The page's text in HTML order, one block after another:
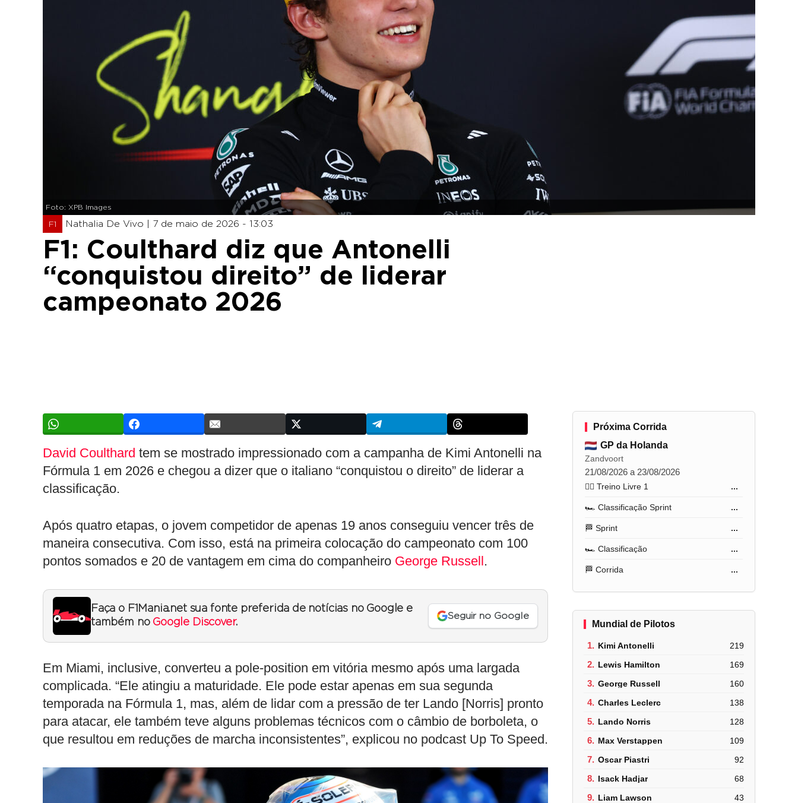
Foto: XPB Images
F1 Nathalia De Vivo | 7 de maio de 2026 - 13:03
F1: Coulthard diz que Antonelli
“conquistou direito” de liderar
campeonato 2026
David Coulthard tem se mostrado impressionado com a campanha de Kimi Antonelli na
Fórmula 1 em 2026 e chegou a dizer que o italiano “conquistou o direito” de liderar a
classificação.
Após quatro etapas, o jovem competidor de apenas 19 anos conseguiu vencer três de
maneira consecutiva. Com isso, está na primeira colocação do campeonato com 100
pontos somados e 20 de vantagem em cima do companheiro George Russell.
Faça o F1Mania.net sua fonte preferida de notícias no Google e
também no Google Discover.
Seguir no Google
Em Miami, inclusive, converteu a pole-position em vitória mesmo após uma largada
complicada. “Ele atingiu a maturidade. Ele pode estar apenas em sua segunda
temporada na Fórmula 1, mas, além de lidar com a pressão de ter Lando [Norris] pronto
para atacar, ele também teve alguns problemas técnicos com o câmbio de borboleta, o
que resultou em reduções de marcha inconsistentes”, explicou no podcast Up To Speed.
Próxima Corrida
GP da Holanda
Zandvoort
21/08/2026 a 23/08/2026
🏋️‍♂️ Treino Livre 1 ...
🏎️ Classificação Sprint ...
🏁 Sprint ...
🏎️ Classificação ...
🏁 Corrida ...
Mundial de Pilotos
1. Kimi Antonelli 219
2. Lewis Hamilton 169
3. George Russell 160
4. Charles Leclerc 138
5. Lando Norris 128
6. Max Verstappen 109
7. Oscar Piastri 92
8. Isack Hadjar 68
9. Liam Lawson 43